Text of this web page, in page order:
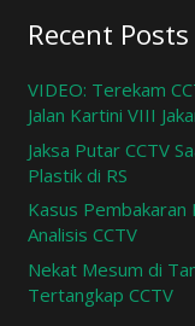
Recent Posts
VIDEO: Terekam
Jalan Kartini VIII
Jaksa Putar CCTV
Plastik di RS
Kasus Pembakaran
Analisis CCTV
Nekat Mesum di
Tertangkap CCTV